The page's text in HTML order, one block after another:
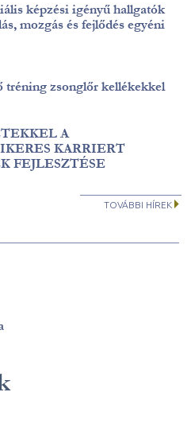
képzési igényű hallgatók
mozgás és fejlődés egyéni
tréning zsonglőr kellékekkel
A
KARRIERT
FEJLESZTÉSE
TOVÁBBI HÍREK